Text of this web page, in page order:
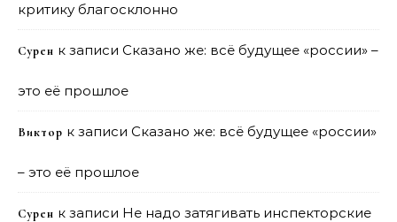
критику благосклонно
Сурен к записи Сказано же: всё будущее «россии» –
это её прошлое
Виктор к записи Сказано же: всё будущее «россии»
– это её прошлое
Сурен к записи Не надо затягивать инспекторские